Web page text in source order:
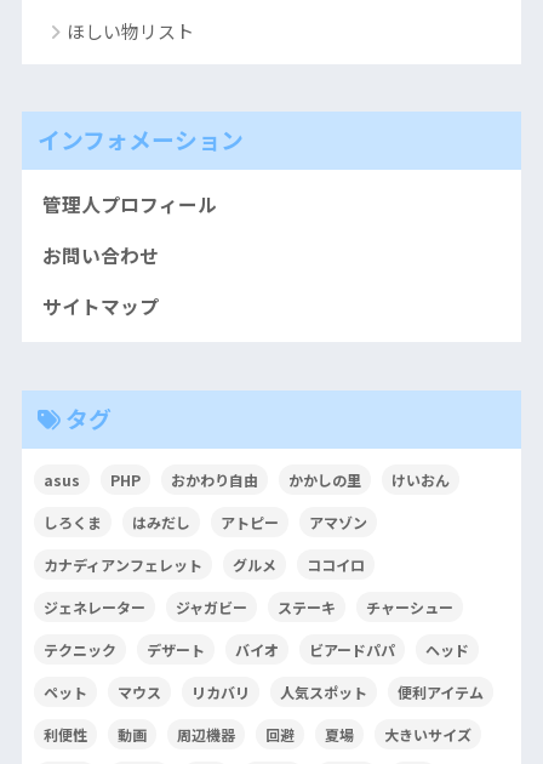
ほしい物リスト
インフォメーション
管理人プロフィール
お問い合わせ
サイトマップ
タグ
asus PHP おかわり自由 かかしの里 けいおん
しろくま はみだし アトピー アマゾン
カナディアンフェレット グルメ ココイロ
ジェネレーター ジャガビー ステーキ チャーシュー
テクニック デザート バイオ ビアードパパ ヘッド
ペット マウス リカバリ 人気スポット 便利アイテム
利便性 動画 周辺機器 回避 夏場 大きいサイズ